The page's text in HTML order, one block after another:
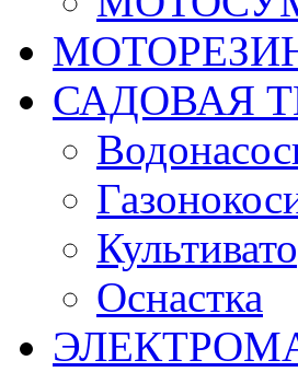
САДОВАЯ
Оснастка